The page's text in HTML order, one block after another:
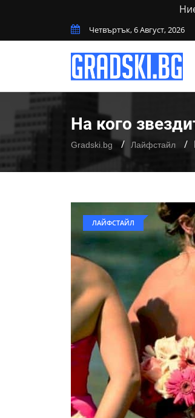
Четвъртък, 6 Август, 2026
На кого
Gradski.bg Лайфстайл
ЛАЙФСТАЙЛ